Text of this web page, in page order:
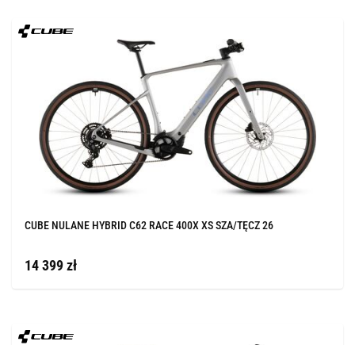
CUBE NULANE HYBRID C62 RACE 400X XS SZA/TĘCZ 26
14 399 zł